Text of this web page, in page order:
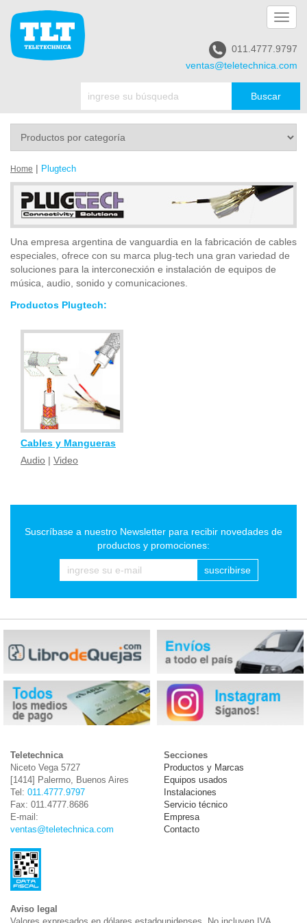
011.4777.9797
ventas@teletechnica.com
Home | Plugtech
Una empresa argentina de vanguardia en la fabricación de cables
especiales, ofrece con su marca plug-tech una gran variedad de
soluciones para la interconecxión e instalación de equipos de
música, audio, sonido y comunicaciones.
Productos Plugtech:
Cables y Mangueras
Audio | Video
Suscríbase a nuestro Newsletter para recibir novedades de
productos y promociones:
suscribirse
Teletechnica
Niceto Vega 5727
[1414] Palermo, Buenos Aires
Tel: 011.4777.9797
Fax: 011.4777.8686
E-mail:
ventas@teletechnica.com
Secciones
Productos y Marcas
Equipos usados
Instalaciones
Servicio técnico
Empresa
Contacto
Aviso legal